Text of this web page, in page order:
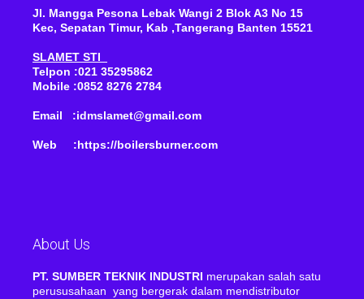
Jl. Mangga Pesona Lebak Wangi 2 Blok A3 No 15
Kec, Sepatan Timur, Kab ,Tangerang Banten 15521
SLAMET STI
Telpon :021 35295862
Mobile :0852 8276 2784
Email :idmslamet@gmail.com
Web :https://boilersburner.com
About Us
PT. SUMBER TEKNIK INDUSTRI merupakan salah satu
perususahaan yang bergerak dalam mendistributor